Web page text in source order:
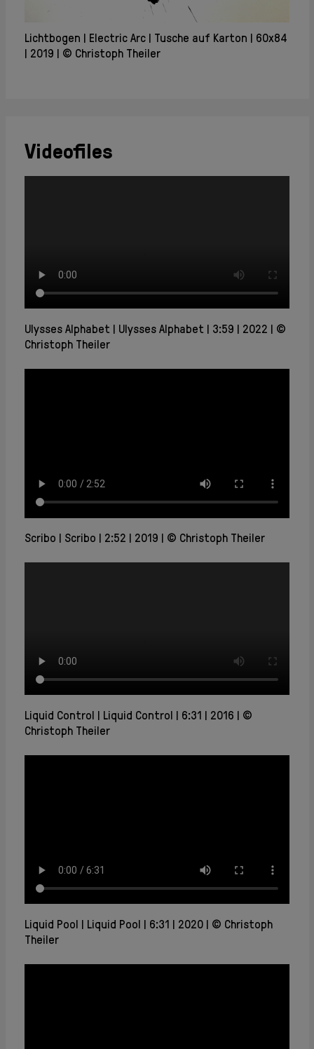
Lichtbogen Electric Arc Tusche auf Karton
60x84
2019
© Christoph Theiler
Videofiles
Ulysses Alphabet Ulysses Alphabet 3:59 2022
©
Christoph Theiler
Scribo Scribo 2:52 2019 © Christoph Theiler
Liquid Control Liquid Control 6:31 2016
©
Christoph Theiler
Liquid Pool Liquid Pool 6:31 2020 © Christoph
Theiler